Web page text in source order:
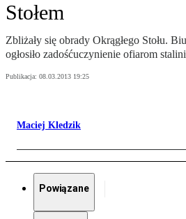
Stołem
Zbliżały się obrady Okrągłego Stołu.
ogłosiło zadośćuczynienie ofiarom
Publikacja: 08.03.2013 19:25
Maciej Kledzik
Powiązane